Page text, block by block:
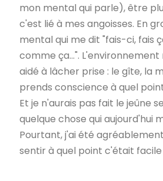
mon mental qui parle), être
c'est lié à mes angoisses. En
mental qui me dit "fais-ci, fais
comme ça...".
aidé à lâcher prise : le gîte, la
prends conscience à quel
Et je n'aurais pas fait le jeûne
quelque chose qui aujourd'hui
Pourtant, j'ai été
sentir à quel point c'était facile